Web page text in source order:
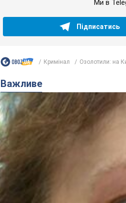
Ми в
Підписатись
Кримінал Озолотили: на
Важливе